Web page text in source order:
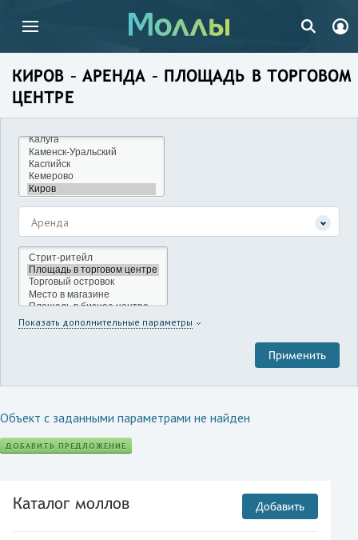
КИРОВ – АРЕНДА – ПЛОЩАДЬ В ТОРГОВОМ
ЦЕНТРЕ
Аренда
Показать дополнительные параметры
Объект с заданными параметрами не найден
ДОБАВИТЬ ПРЕДЛОЖЕНИЕ
Каталог моллов Добавить